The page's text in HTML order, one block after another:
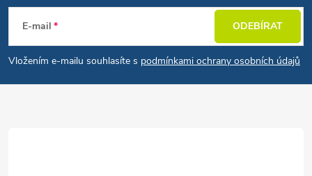
E-mail
Vložením e-mailu souhlasíte s podmínkami ochrany osobních údajů
ODEBÍRAT